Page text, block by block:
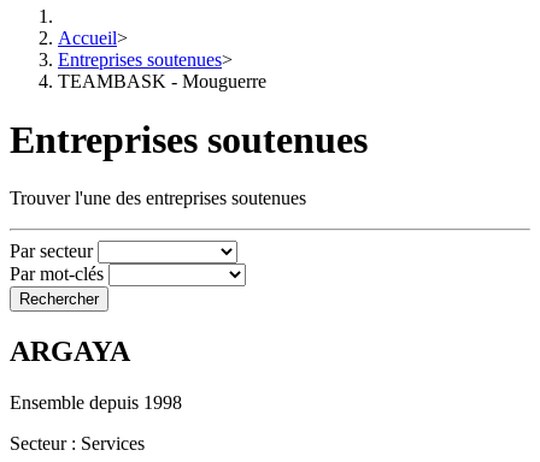
Accueil>
Entreprises soutenues>
TEAMBASK - Mouguerre
Entreprises soutenues
Trouver l'une des entreprises soutenues
Par secteur
Par mot-clés
Rechercher
ARGAYA
Ensemble depuis 1998
Secteur: Services